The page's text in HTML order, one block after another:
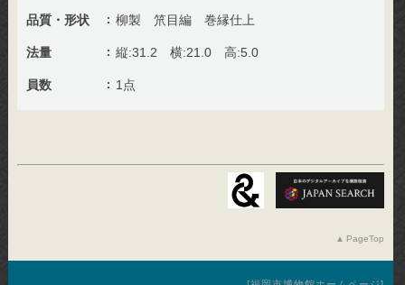
品質・形状 柳製 笊目編 巻縁仕上
法量 縦:31.2 横:21.0 高:5.0
員数 1点
PageTop